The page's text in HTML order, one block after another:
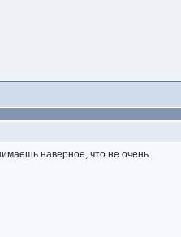
наверное, что не очень..